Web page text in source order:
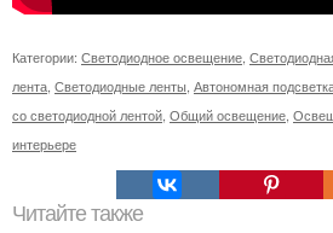
Категории: Светодиодное освещение
лента Светодиодные ленты Автономная
со светодиодной лентой Общий освещение
интерьере
Читайте также